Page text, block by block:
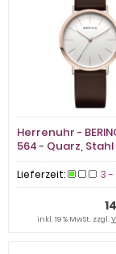
Herrenuhr -
564 - Quarz, Stahl
Lieferzeit: 3 -
inkl. 19 % MwSt. zzgl.